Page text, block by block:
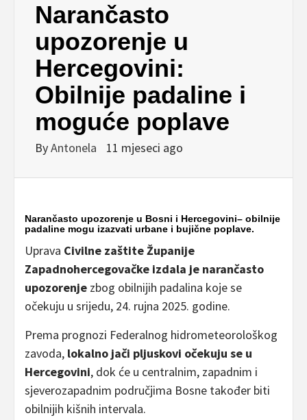
Narančasto
upozorenje u
Hercegovini:
Obilnije padaline i
moguće poplave
ByAntonela 11 mjeseci ago
Narančasto upozorenje u Bosni i Hercegovini– obilnije
padaline mogu izazvati urbane i bujične poplave.
Uprava Civilne zaštite Županije
Zapadnohercegovačke izdala je narančasto
upozorenje zbog obilnijih padalina koje se
očekuju u srijedu, 24. rujna 2025. godine.
Prema prognozi Federalnog hidrometeorološkog
zavoda, lokalno jači pljuskovi očekuju se u
Hercegovini, dok će u centralnim, zapadnim i
sjeverozapadnim područjima Bosne također biti
obilnijih kišnih intervala.